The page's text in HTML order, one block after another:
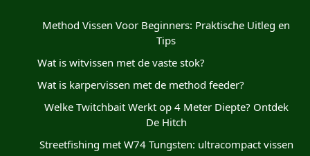
Method Vissen Voor Beginners: Praktische Uitleg en
Tips
Wat is witvissen met de vaste stok?
Wat is karpervissen met de method feeder?
Welke Twitchbait Werkt op 4 Meter Diepte? Ontdek
De Hitch
Streetfishing met W74 Tungsten: ultracompact vissen